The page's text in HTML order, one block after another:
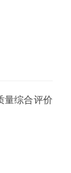
量综合评价